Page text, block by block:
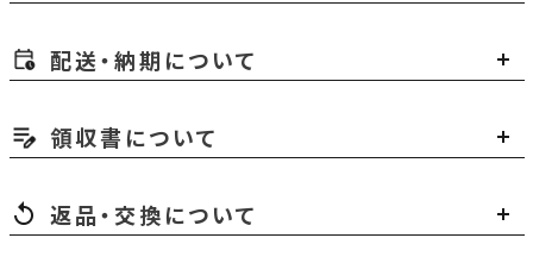
配送・納期について
領収書について
返品・交換について